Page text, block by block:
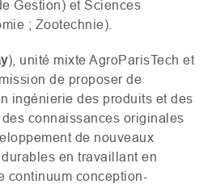
Gestion) et Sciences
; Zootechnie).
), unité mixte AgroParisTech et
mission de proposer de
ingénierie des produits et des
connaissances originales
de nouveaux
en travaillant en
continuum conception-